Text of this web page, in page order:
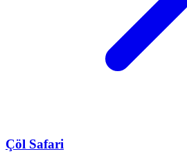
Çöl Safari